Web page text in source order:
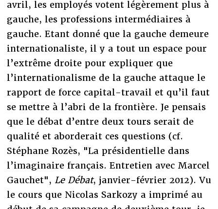
avril, les employés votent légèrement plus à
gauche, les professions intermédiaires à
gauche. Etant donné que la gauche demeure
internationaliste, il y a tout un espace pour
l’extrême droite pour expliquer que
l’internationalisme de la gauche attaque le
rapport de force capital-travail et qu’il faut
se mettre à l’abri de la frontière. Je pensais
que le débat d’entre deux tours serait de
qualité et aborderait ces questions (cf.
Stéphane Rozès, "La présidentielle dans
l’imaginaire français. Entretien avec Marcel
Gauchet", Le Débat, janvier-février 2012). Vu
le cours que Nicolas Sarkozy a imprimé au